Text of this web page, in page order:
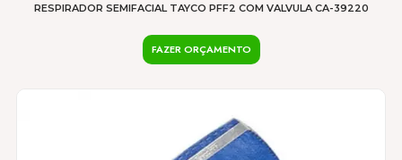
RESPIRADOR SEMIFACIAL TAYCO PFF2 COM VALVULA CA-39220
FAZER ORÇAMENTO